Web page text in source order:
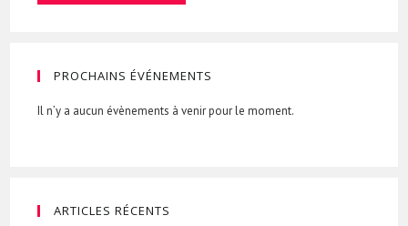
PROCHAINS ÉVÉNEMENTS
Il n’y a aucun évènements à venir pour le moment.
ARTICLES RÉCENTS